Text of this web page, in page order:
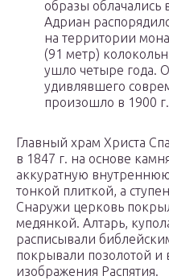
образы
Адриан
на территории
(91 метр)
ушло четыре года.
удивлявшего
произошло в 1900 г.
Главный храм Христа
в 1847 г. на основе
аккуратную
тонкой плиткой, а
Снаружи церковь
медянкой. Алтарь,
расписывали
покрывали позолотой и
изображения Распятия.